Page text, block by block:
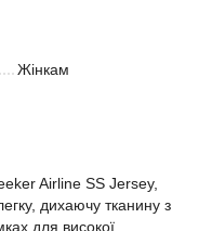
Жінкам
Airline SS Jersey,
дихаючу тканину з
для високої